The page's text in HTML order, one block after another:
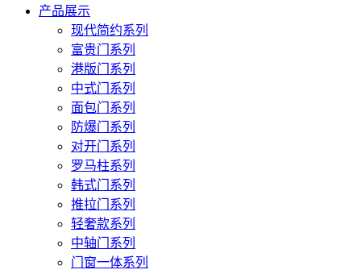
产品展示
现代简约系列
富贵门系列
港版门系列
中式门系列
面包门系列
防爆门系列
对开门系列
罗马柱系列
韩式门系列
推拉门系列
轻奢款系列
中轴门系列
门窗一体系列